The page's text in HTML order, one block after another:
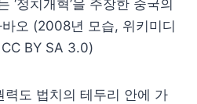
‘정치개혁’을 주장한 중국의
오 (2008년 모습, 위키미디
BY SA 3.0)
력도 법치의 테두리 안에 가